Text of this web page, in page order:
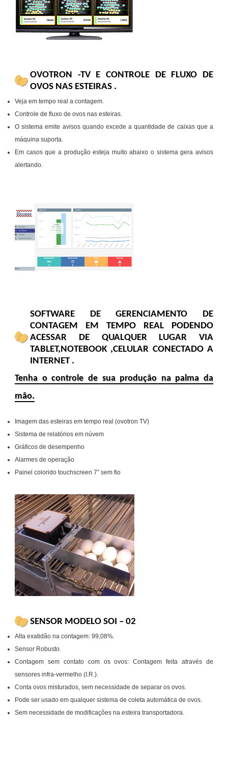
OVOTRON -TV E CONTROLE DE FLUXO DE
OVOS NAS ESTEIRAS .
Veja em tempo real a contagem.
Controle de fluxo de ovos nas esteiras.
O sistema emite avisos quando excede a quantidade de caixas que a
máquina suporta.
Em casos que a produção esteja muito abaixo o sistema gera avisos
alertando.
SOFTWARE DE GERENCIAMENTO DE
CONTAGEM EM TEMPO REAL PODENDO
ACESSAR DE QUALQUER LUGAR VIA
TABLET,NOTEBOOK ,CELULAR CONECTADO A
INTERNET .
Tenha o controle de sua produção na palma da
mão.
Imagem das esteiras em tempo real (ovotron TV)
Sistema de relatórios em núvem
Gráficos de desempenho
Alarmes de operação
Painel colorido touchscreen 7” sem fio
SENSOR MODELO SOI – 02
Alta exatidão na contagem: 99,08%.
Sensor Robusto.
Contagem sem contato com os ovos: Contagem feita através de
sensores infra-vermelho (I.R.).
Conta ovos misturados, sem necessidade de separar os ovos.
Pode ser usado em qualquer sistema de coleta automática de ovos.
Sem necessidade de modificações na esteira transportadora.